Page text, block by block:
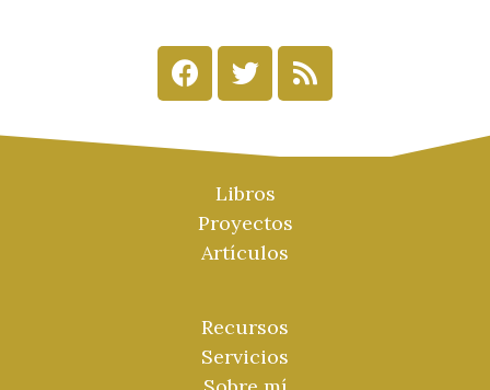
Libros
Proyectos
Artículos
Recursos
Servicios